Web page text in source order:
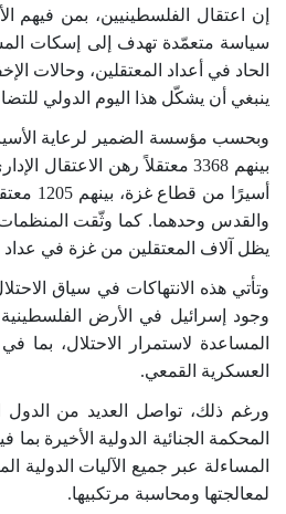
إن اعتقال الفلسطينيين، بمن فيهم
سياسة متعمّدة تهدف إلى إسكات
ينبغي أن يشكّل هذا اليوم الدولي
وبحسب مؤسسة الضمير لرعاية الأسير وحقوق
بينهم 3368
معتقلاً رهن الاعتقال
أسيرًا من قطاع غزة، بينهم 1205
والقدس وحدهما. كما وثّقت
يظل آلاف المعتقلين من غزة في
وجود إسرائيل في الأرض
المساعدة لاستمرار الاحتلال، بما
العسكرية القمعي.
ورغم ذلك، تواصل العديد من
المحكمة الجنائية الدولية
المساءلة عبر جميع الآليات الدولية
لمعالجتها ومحاسبة مرتكبيها.